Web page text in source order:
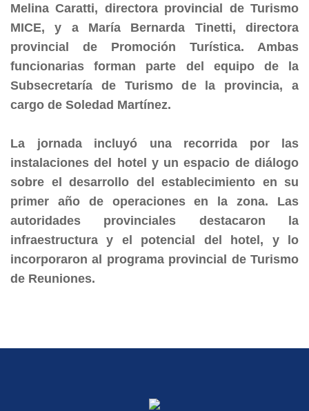
Melina Caratti, directora provincial de Turismo
MICE, y a María Bernarda Tinetti, directora
provincial de Promoción Turística. Ambas
funcionarias forman parte del equipo de la
Subsecretaría de Turismo de la provincia, a
cargo de Soledad Martínez.
La jornada incluyó una recorrida por las
instalaciones del hotel y un espacio de diálogo
sobre el desarrollo del establecimiento en su
primer año de operaciones en la zona. Las
autoridades provinciales destacaron la
infraestructura y el potencial del hotel, y lo
incorporaron al programa provincial de Turismo
de Reuniones.